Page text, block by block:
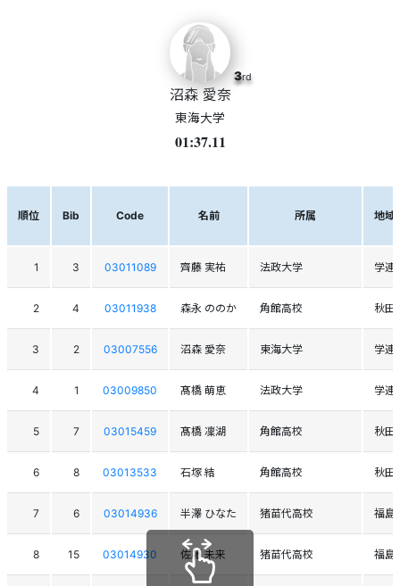
3rd
沼森 愛奈
東海大学
01:37.11
順位 Bib Code 名前 所属 地域
1 3 03011089 齊藤 実祐 法政大学 学連
2 4 03011938 森永 ののか 角館高校 秋田
3 2 03007556 沼森 愛奈 東海大学 学連
4 1 03009850 髙橋 萌恵 法政大学 学連
5 7 03015459 髙橋 凜湖 角館高校 秋田
6 8 03013533 石塚 結 角館高校 秋田
7 6 03014936 半澤 ひなた 猪苗代高校 福島
8 15 03014930 佐藤 未来 猪苗代高校 福島